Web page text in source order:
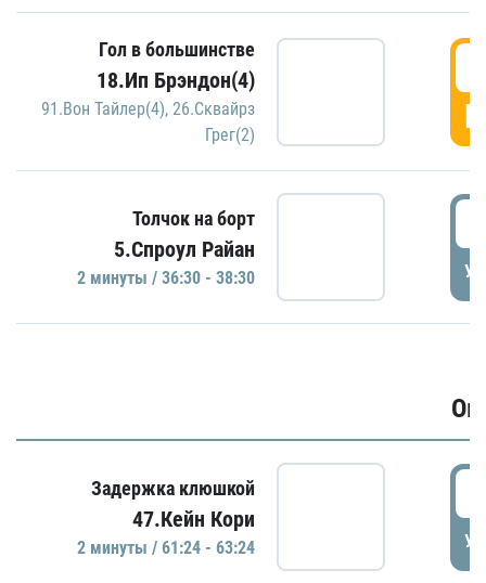
Гол в большинстве
18.Ип Брэндон(4)
91.Вон Тайлер(4), 26.Сквайрз
Грег(2)
Толчок на борт
5.Спроул Райан
2 минуты / 36:30 - 38:30
Задержка клюшкой
47.Кейн Кори
2 минуты / 61:24 - 63:24